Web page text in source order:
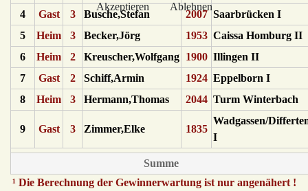
4
Gast 3 Busche,Stefan 2007 Saarbrücken I
5
Heim 3 Becker,Jörg 1953 Caissa Homburg II
6
Heim 2 Kreuscher,Wolfgang 1900 Illingen II
7
Gast 2 Schiff,Armin 1924 Eppelborn I
8
Heim 3 Hermann,Thomas 2044 Turm Winterbach
9 Gast 3 Zimmer,Elke 1835
Wadgassen/
I
Summe
¹ Die Berechnung der Gewinnerwartung ist nur angenähert !
Akzeptieren Ablehnen